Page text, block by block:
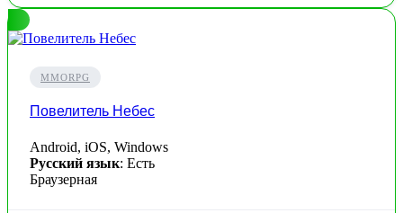
MMORPG
Повелитель Небес
Android, iOS, Windows
Русский язык: Есть
Браузерная